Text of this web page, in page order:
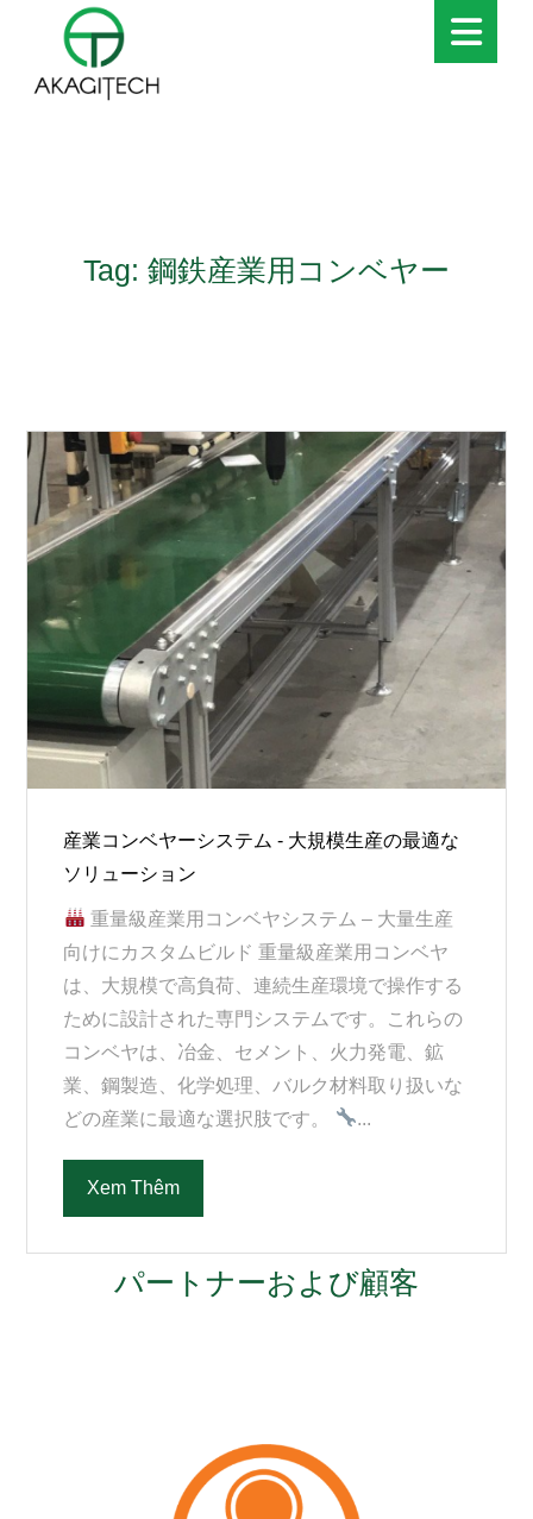
Tag: 鋼鉄産業用コンベヤー
産業コンベヤーシステム - 大規模生産の最適な
ソリューション
重量級産業用コンベヤシステム – 大量生産
向けにカスタムビルド 重量級産業用コンベヤ
は、大規模で高負荷、連続生産環境で操作する
ために設計された専門システムです。これらの
コンベヤは、冶金、セメント、火力発電、鉱
業、鋼製造、化学処理、バルク材料取り扱いな
どの産業に最適な選択肢です。
...
Xem Thêm
パートナーおよび顧客